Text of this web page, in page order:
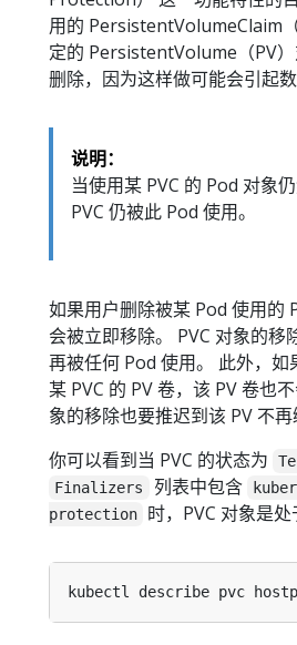
用的 PersistentVolumeClaim
定的 PersistentVolume（PV
删除，因为这样做可能会引起数
说明：
当使用某 PVC 的 Pod 对象
PVC 仍被此 Pod 使用。
如果用户删除被某 Pod 使用的
会被立即移除。 PVC 对象的移
再被任何 Pod 使用。 此外，
某 PVC 的 PV 卷，该 PV 卷也
象的移除也要推迟到该 PV 不再
你可以看到当 PVC 的状态为
Finalizers 列表中包含
protection
时，PVC 对象是处